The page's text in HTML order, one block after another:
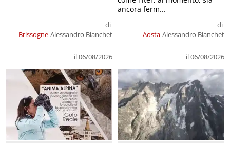
Brissogne
di
Alessandro Bianchet
il 06/08/2026
Aosta
di
Alessandro Bianchet
il 06/08/2026
ancora ferm...